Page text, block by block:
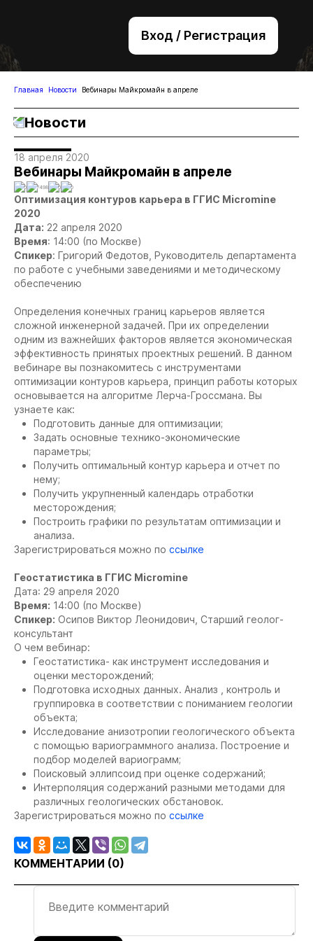
Вход / Регистрация
+7 (495) 221-76-32
bsv@zolteh.ru
Главная Новости Вебинары Майкромайн в апреле
Новости
18 апреля 2020
Вебинары Майкромайн в апреле
0 7498 0 0
Оптимизация контуров карьера в ГГИС Micromine
2020
Дата: 22 апреля 2020
Время: 14:00 (по Москве)
Спикер: Григорий Федотов, Руководитель департамента
по работе с учебными заведениями и методическому
обеспечению
Определения конечных границ карьеров является
сложной инженерной задачей. При их определении
одним из важнейших факторов является экономическая
эффективность принятых проектных решений. В данном
вебинаре вы познакомитесь с инструментами
оптимизации контуров карьера, принцип работы которых
основывается на алгоритме Лерча-Гроссмана. Вы
узнаете как:
Подготовить данные для оптимизации;
Задать основные технико-экономические
параметры;
Получить оптимальный контур карьера и отчет по
нему;
Получить укрупненный календарь отработки
месторождения;
Построить графики по результатам оптимизации и
анализа.
Зарегистрироваться можно по ссылке
Геостатистика в ГГИС Micromine
Дата: 29 апреля 2020
Время: 14:00 (по Москве)
Спикер: Осипов Виктор Леонидович, Старший геолог-
консультант
О чем вебинар:
Геостатистика- как инструмент исследования и
оценки месторождений;
Подготовка исходных данных. Анализ , контроль и
группировка в соответствии с пониманием геологии
объекта;
Исследование анизотропии геологического объекта
с помощью вариограммного анализа. Построение и
подбор моделей вариограмм;
Поисковый эллипсоид при оценке содержаний;
Интерполяция содержаний разными методами для
различных геологических обстановок.
Зарегистрироваться можно по ссылке
КОММЕНТАРИИ (0)